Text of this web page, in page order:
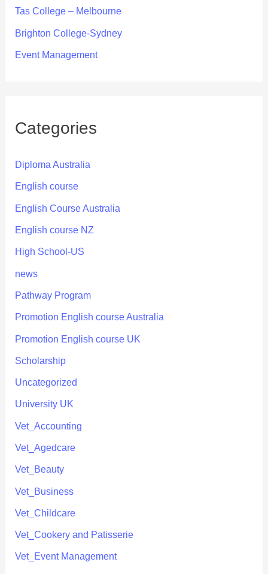
Tas College – Melbourne
Brighton College-Sydney
Event Management
Categories
Diploma Australia
English course
English Course Australia
English course NZ
High School-US
news
Pathway Program
Promotion English course Australia
Promotion English course UK
Scholarship
Uncategorized
University UK
Vet_Accounting
Vet_Agedcare
Vet_Beauty
Vet_Business
Vet_Childcare
Vet_Cookery and Patisserie
Vet_Event Management